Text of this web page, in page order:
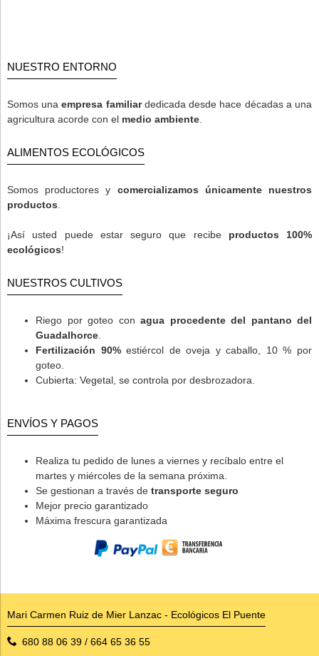
NUESTRO ENTORNO
Somos unaempresa familiardedicada desde hace décadas a una
agricultura acorde con el medio ambiente
ALIMENTOS ECOLÓGICOS
Somos productores y comercializamos únicamente nuestros
productos
¡Así usted puede estar seguro que recibe productos 100%
ecológicos!
NUESTROS CULTIVOS
Riego por goteo con agua procedente del pantano del
Guadalhorce
Fertilización 90%estiércol de oveja y caballo, 10 % por
goteo.
Cubierta: Vegetal, se controla por desbrozadora.
ENVÍOS Y PAGOS
Realiza tu pedido de lunes a viernes y recíbalo entre el
martes y miércoles de la semana próxima.
Se gestionan a través de transporte seguro
Mejor precio garantizado
Máxima frescura garantizada
Mari Carmen Ruiz de Mier Lanzac - Ecológicos El Puente
680 88 06 39 / 664 65 36 55